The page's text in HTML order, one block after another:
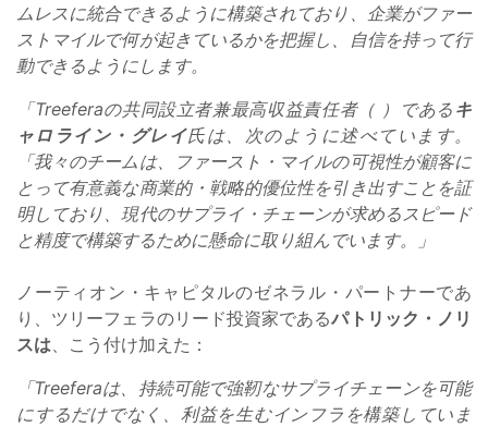
ムレスに統合できるように構築されており、企業がファー
ストマイルで何が起きているかを把握し、自信を持って行
動できるようにします。
「Treeferaの共同設立者兼最高収益責任者（ ）である キ
ャロライン・グレイ氏は、次のように述べています。
「我々のチームは、ファースト・マイルの可視性が顧客に
とって有意義な商業的・戦略的優位性を引き出すことを証
明しており、現代のサプライ・チェーンが求めるスピード
と精度で構築するために懸命に取り組んでいます。」
ノーティオン・キャピタルのゼネラル・パートナーであ
り、ツリーフェラのリード投資家であるパトリック・ノリ
スは 、こう付け加えた：
「Treeferaは、持続可能で強靭なサプライチェーンを可能
にするだけでなく、利益を生むインフラを構築していま